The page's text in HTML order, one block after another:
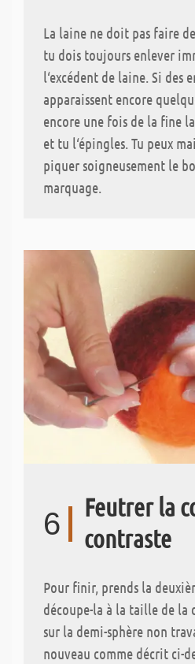
La laine ne doit pas faire
tu dois toujours enlever
l‘excédent de laine. Si des
apparaissent encore
encore une fois de la fine
et tu l‘épingles. Tu peux
piquer soigneusement le
marquage.
6
Feutrer la
contraste
Pour finir, prends la
découpe-la à la taille de la
sur la demi-sphère non
nouveau comme décrit ci-